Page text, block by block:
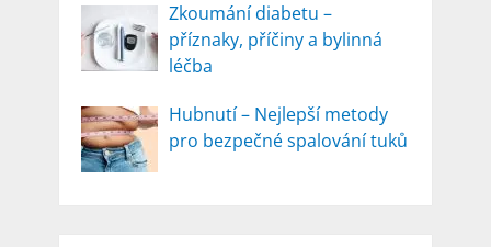
Zkoumání diabetu –
příznaky, příčiny a bylinná
léčba
Hubnutí – Nejlepší metody
pro bezpečné spalování tuků